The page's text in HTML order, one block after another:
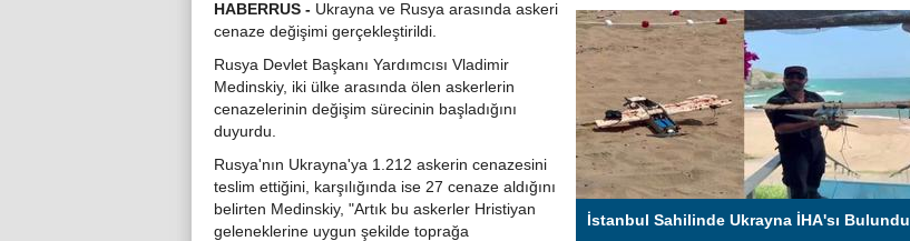
İstanbul Sahilinde Ukrayna İHA'sı Bulundu
HABERRUS - Ukrayna ve Rusya arasında askeri
cenaze değişimi gerçekleştirildi.
Rusya Devlet Başkanı Yardımcısı Vladimir
Medinskiy, iki ülke arasında ölen askerlerin
cenazelerinin değişim sürecinin başladığını
duyurdu.
Rusya'nın Ukrayna'ya 1.212 askerin cenazesini
teslim ettiğini, karşılığında ise 27 cenaze aldığını
belirten Medinskiy, "Artık bu askerler Hristiyan
geleneklerine uygun şekilde toprağa